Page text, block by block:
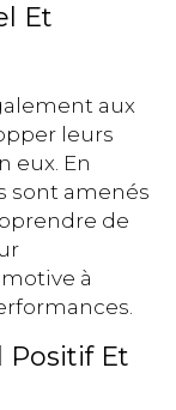
Et
aux
leurs
eux. En
sont amenés
de
à
Positif Et